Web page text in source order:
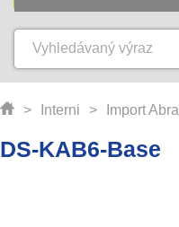
> Interni > Import Abra
DS-KAB6-Base